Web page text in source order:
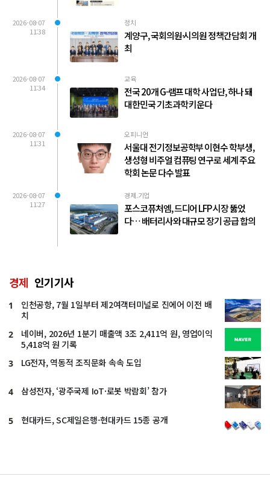
2026-08-07
11:38
정치
계양구, 국회의원·시의원 정책간담회 개
최
2026-08-07
11:34
교육
전국 20개 G-램프 대학 사업단, 하나 돼
대한민국 기초과학 키운다
2026-08-07
11:31
오피니언
서울대 전기정보공학부 이현수 학부생,
생성형 비주얼 컴퓨팅 연구로 세계 주요
학회 논문 다수 발표
2026-08-07
11:27
경제.기업
포스코퓨처엠, 드디어 LFP 시장 뚫었
다… 배터리사와 대규모 장기 공급 합의
경제 인기기사
1
인천공항, 7월 1일부터 제2여객터미널로 진에어 이전 배
치
2
네이버, 2026년 1분기 매출액 3조 2,411억 원, 영업이익
5,418억 원 기록
3 LG전자, 역동적 조직문화 속속 도입
4 삼성전자, ‘광주국제 IoT·로봇 박람회’ 참가
5 현대카드, SC제일은행-현대카드 15종 공개